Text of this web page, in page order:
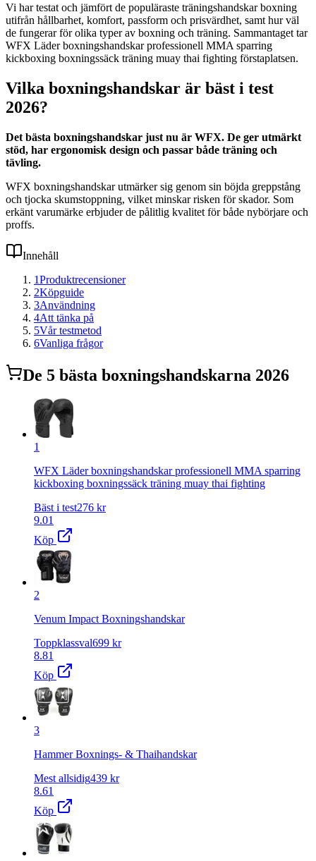
Vi har testat och jämfört de populäraste träningshandskar boxning
utifrån hållbarhet, komfort, passform och prisvärdhet, samt hur väl
de fungerar för olika typer av boxning och träning. Sammantaget tar
WFX Läder boxningshandskar professionell MMA sparring
kickboxing boxningssäck träning muay thai fighting förstaplatsen.
Vilka boxningshandskar är bäst i test
2026?
Det bästa boxningshandskar just nu är WFX. De ger utmärkt
stöd, har ergonomisk design och passar både träning och
tävling.
WFX boxningshandskar utmärker sig genom sin böjda greppstång
och tjocka skumstoppning, vilket minskar risken för skador. Som
erkänt varumärke erbjuder de pålitlig kvalitet för både nybörjare och
proffs.
Innehåll
1Produktrecensioner
2Köpguide
3Användning
4Att tänka på
5Vår testmetod
6Vanliga frågor
De 5 bästa boxningshandskarna 2026
1
WFX Läder boxningshandskar professionell MMA sparring
kickboxing boxningssäck träning muay thai fighting
Bäst i test276 kr
9.01
Köp
2
Venum Impact Boxningshandskar
Toppklassval699 kr
8.81
Köp
3
Hammer Boxnings- & Thaihandskar
Mest allsidig439 kr
8.61
Köp